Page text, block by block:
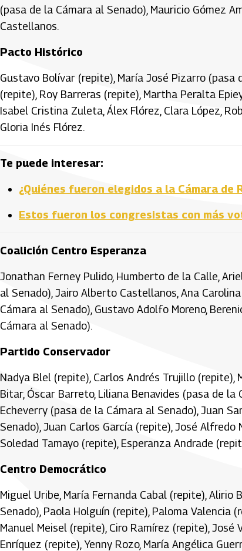
(pasa de la Cámara al Senado), Mauricio Gómez
Castellanos.
Pacto Histórico
Gustavo Bolívar (repite), María José Pizarro (pasa
(repite), Roy Barreras (repite), Martha Peralta
Isabel Cristina Zuleta, Álex Flórez, Clara López,
Gloria Inés Flórez.
Te puede interesar:
¿Quiénes fueron elegidos a la Cámara
Estos fueron los congresistas con más
Coalición Centro Esperanza
Jonathan Ferney Pulido, Humberto de la Calle,
al Senado), Jairo Alberto Castellanos, Ana
Cámara al Senado), Gustavo Adolfo Moreno,
Cámara al Senado).
Partido Conservador
Nadya Blel (repite), Carlos Andrés Trujillo (repite),
Bitar, Óscar Barreto, Liliana Benavides (pasa de la
Echeverry (pasa de la Cámara al Senado), Juan
Senado), Juan Carlos García (repite), José
Soledad Tamayo (repite), Esperanza Andrade
Centro Democrático
Miguel Uribe, María Fernanda Cabal (repite), Alirio
Senado), Paola Holguín (repite), Paloma Valencia
Manuel Meisel (repite), Ciro Ramírez (repite),
Enríquez (repite), Yenny Rozo, María Angélica